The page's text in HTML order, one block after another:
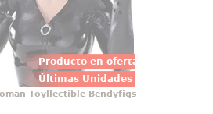
Producto en oferta
Últimas Unidades
Comics
Toyllectible Bendyfigs